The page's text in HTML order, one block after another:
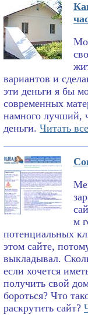
вариантов и
эти деньги я бы
современных
намного лучший,
деньги. Читать
м
потенциальных
этом сайте,
выкладывал.
если хочется
получить свой
бороться? Что
раскрутить сайт?